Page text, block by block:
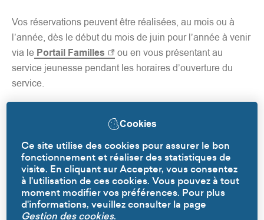
Cookies
Ce site utilise des cookies pour assurer le bon
fonctionnement et réaliser des statistiques de
visite. En cliquant sur Accepter, vous consentez
à l'utilisation de ces cookies. Vous pouvez à tout
moment modifier vos préférences. Pour plus
d'informations, veuillez consulter la page
Gestion des cookies.
Vos réservations peuvent être réalisées, au mois ou à
l’année, dès le début du mois de juin pour l’année à venir
via le Portail Familles
ou en vous présentant au
service jeunesse pendant les horaires d’ouverture du
service.
Fiche de renseignement